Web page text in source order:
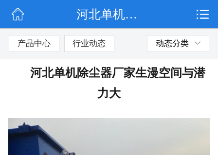
公司简介
河北单机除尘器厂家生漫空间与潜力大
产品中心 行业动态 动态分类
河北单机除尘器厂家生漫空间与潜
力大